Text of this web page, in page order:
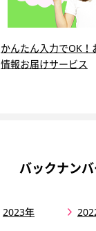
かんたん入力でOK！
情報お届けサービス
バックナン
2023年